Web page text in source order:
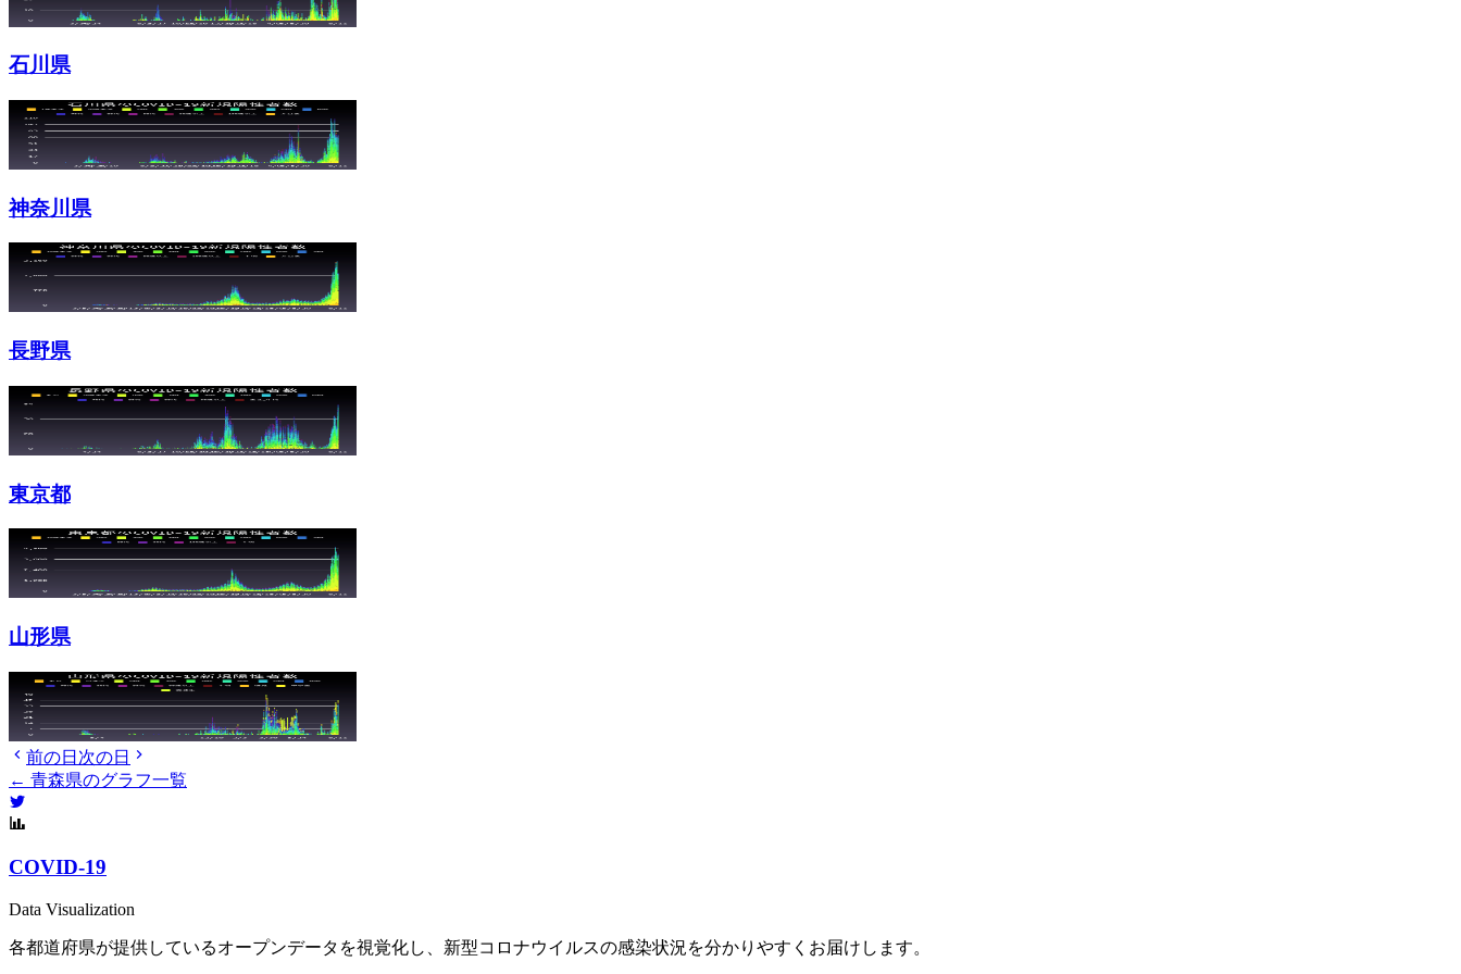
石川県
神奈川県
長野県
東京都
山形県
前の日 次の日
← 青森県のグラフ一覧
COVID-19
Data Visualization
各都道府県が提供しているオープンデータを視覚化し、新型コロナウイルスの感染状況を分かりやすくお届けします。